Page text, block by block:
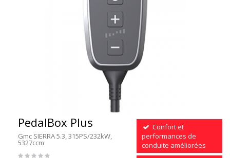
PedalBox Plus
Gmc SIERRA 5.3, 315PS/232kW,
5327ccm
Confort et
performances de
conduite améliorées